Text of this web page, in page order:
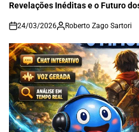
Revelações Inéditas e o Futuro
on
24/03/2026 Roberto Zago Sartori